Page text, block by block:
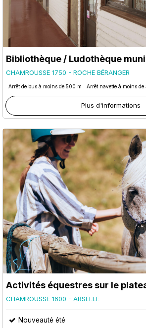
Bibliothèque / Ludothèque
CHAMROUSSE 1750 - ROCHE BÉRANGER
Arrêt de bus à moins de 500 m Arrêt navette à moins de
Plus d'informations
Activités équestres sur le
CHAMROUSSE 1600 - ARSELLE
Nouveauté été